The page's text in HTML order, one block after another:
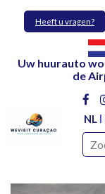
Heeft u vragen?
Uw huurauto
de
NL